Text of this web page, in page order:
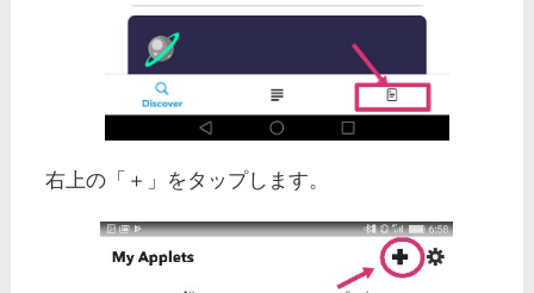
右上の「＋」をタップします。